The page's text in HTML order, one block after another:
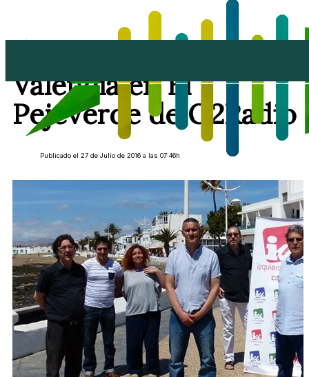
Valencia en El
Pejeverde de O2Radio
Publicado el 27 de Julio de 2016 a las 07:46h